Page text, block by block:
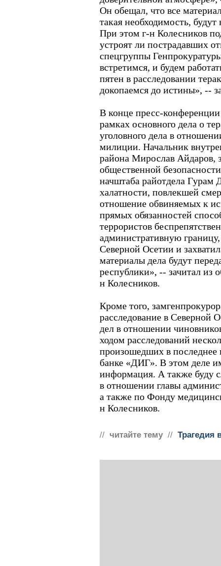
Он обещал, что все
такая необходимость,
При этом г-н Колесников
устроят ли пострадавших
спецгруппы
встретимся, и будем
пятен в расследовании
докопаемся до истины», --
В конце пресс-
рамках основного дела о
уголовного дела в
милиции. Начальник
района Мирослав Айдаров,
общественной
начштаба райотдела Гурам
халатности, повлекшей
отношение обвиняемых к
прямых обязанностей
террористов
административную
Северной Осетии и
материалы дела будут
республики», -- зачитал из
н Колесников.
Кроме того,
расследование в Северной
дел в отношении
ходом расследований
произошедших в последнее
банке «ДИГ». В этом деле
информация. А также буду
в отношении главы
а также по Фонду
н Колесников.
// читайте тему // Трагедия